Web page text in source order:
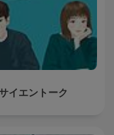
イエントーク